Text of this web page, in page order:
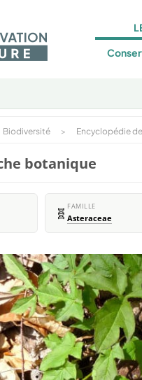
Biodiversité > Encyclopédie
botanique
🧬 FAMILLE
Asteraceae